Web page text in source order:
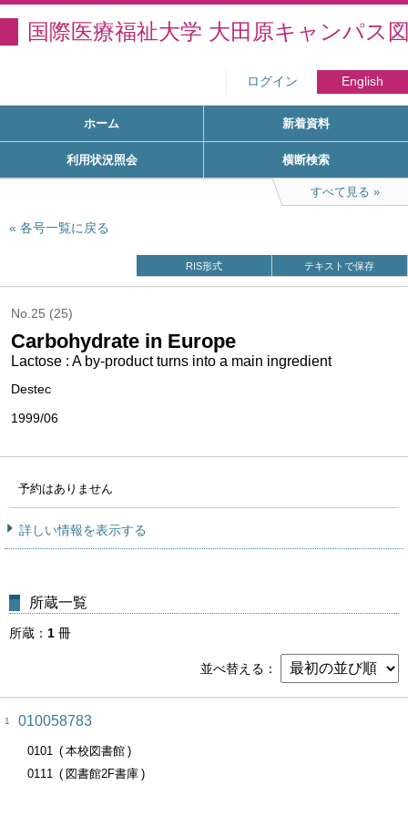
国際医療福祉大学 大田原キャンパス
ログイン English
ホーム 新着資料
利用状況照会 横断検索
すべて見る
各号一覧に戻る
RIS形式 テキストで保存
No.25 (25)
Carbohydrate in Europe
Lactose : A by-product turns into a main ingredient
Destec
1999/06
予約はありません
詳しい情報を表示する
所蔵一覧
所蔵 1 冊
並べ替える
1 010058783
0101
本校図書館
0111
図書館2F書庫